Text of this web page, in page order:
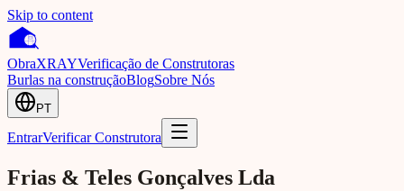
Skip to content
ObraXRAYVerificação de Construtoras
Burlas na construçãoBlogSobre Nós
PT
EntrarVerificar Construtora
Frias & Teles Gonçalves Lda